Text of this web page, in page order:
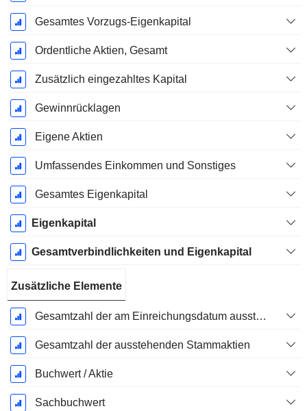
Gesamtes Vorzugs-Eigenkapital
Ordentliche Aktien, Gesamt
Zusätzlich eingezahltes Kapital
Gewinnrücklagen
Eigene Aktien
Umfassendes Einkommen und Sonstiges
Gesamtes Eigenkapital
Eigenkapital
Gesamtverbindlichkeiten und Eigenkapital
Zusätzliche Elemente
Gesamtzahl der am Einreichungsdatum ausstehenden Aktien
Gesamtzahl der ausstehenden Stammaktien
Buchwert / Aktie
Sachbuchwert